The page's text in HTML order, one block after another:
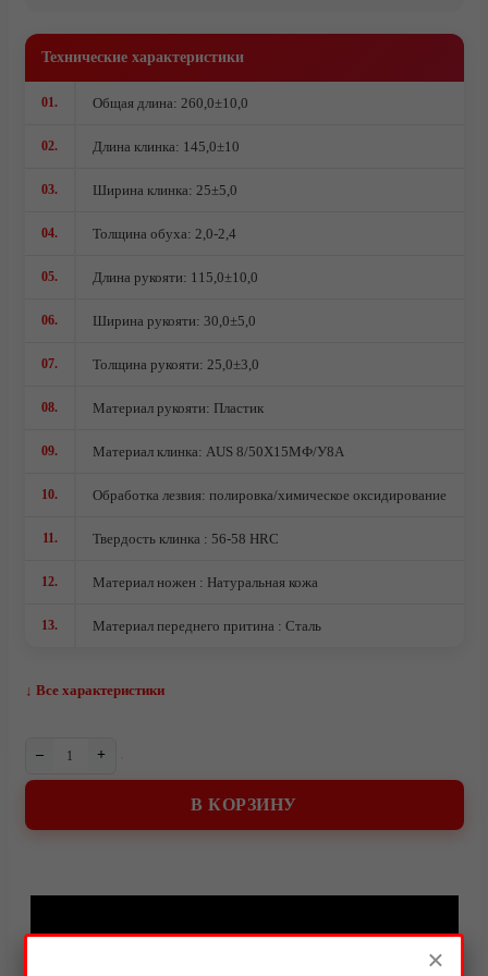
Ножи кованые из стали 95Х18
Ножи из стали AUS10Co
Ножи кованые из стали Х12МФ
Технические характеристики
01. Общая длина: 260,0±10,0
02. Длина клинка: 145,0±10
03. Ширина клинка: 25±5,0
04. Толщина обуха: 2,0-2,4
05. Длина рукояти: 115,0±10,0
06. Ширина рукояти: 30,0±5,0
07. Толщина рукояти: 25,0±3,0
08. Материал рукояти: Пластик
09. Материал клинка: AUS 8/50Х15МФ/У8А
10. Обработка лезвия: полировка/химическое оксидирование
11. Твердость клинка : 56-58 HRC
12. Материал ножен : Натуральная кожа
13. Материал переднего притина : Сталь
↓ Все характеристики
– +
В КОРЗИНУ
×